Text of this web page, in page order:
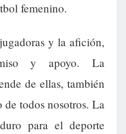
femenino.
y la afición,
y apoyo. La
de ellas, también
todos nosotros. La
para el deporte